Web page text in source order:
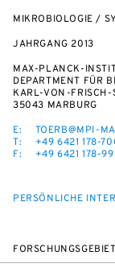
MIKROBIOLOGIE /
JAHRGANG 2013
MAX-PLANCK-
DEPARTMENT FÜR
KARL-VON-FRISCH-
35043 MARBURG
E:
TOERB@MPI-
T:
+49 6421 178-
F:
+49 6421 178-
PERSÖNLICHE